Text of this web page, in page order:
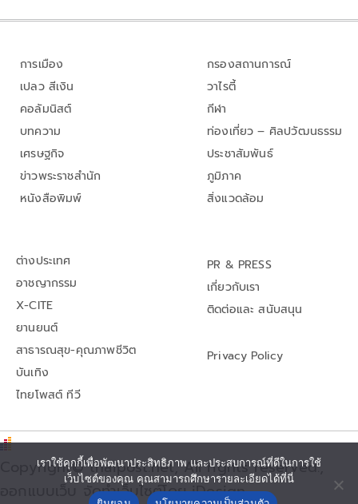
การเมือง
เปลว สีเงิน
คอลัมนิสต์
บทความ
เศรษฐกิจ
ข่าวพระราชสำนัก
หนังสือพิมพ์
กรองสถานการณ์
วาไรตี้
กีฬา
ท่องเที่ยว – ศิลปวัฒนธรรม
ประชาสัมพันธ์
ภูมิภาค
สิ่งแวดล้อม
ต่างประเทศ
อาชญากรรม
X-CITE
ยานยนต์
สาธารณสุข-คุณภาพชีวิต
บันเทิง
ไทยโพสต์ ทีวี
PR & PRESS
เกี่ยวกับเรา
ติดต่อและ สนับสนุน
Privacy Policy
Copyright© thaipost.net, All rights reserved.,
ออกแบบเว็บ จัดทำเว็บไซต์โดย iDesign
เราใช้คุกกี้เพื่อพัฒนาประสิทธิภาพ และประสบการณ์ที่ดีในการใช้
เว็บไซต์ของคุณ คุณสามารถศึกษารายละเอียดได้ที่นี่